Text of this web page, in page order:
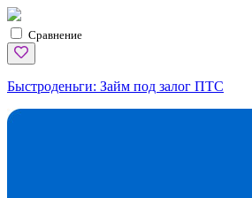
Сравнение
Быстроденьги: Займ под залог ПТС